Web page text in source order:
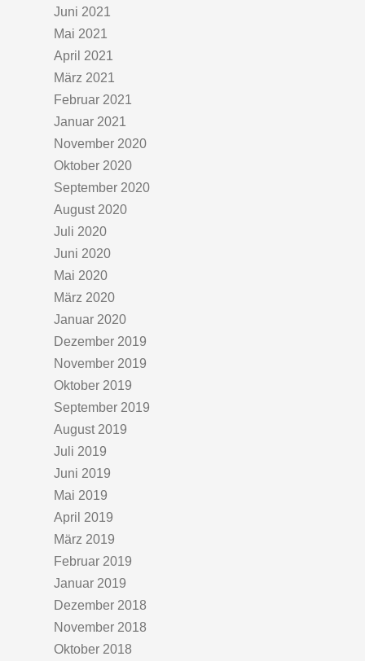
Juni 2021
Mai 2021
April 2021
März 2021
Februar 2021
Januar 2021
November 2020
Oktober 2020
September 2020
August 2020
Juli 2020
Juni 2020
Mai 2020
März 2020
Januar 2020
Dezember 2019
November 2019
Oktober 2019
September 2019
August 2019
Juli 2019
Juni 2019
Mai 2019
April 2019
März 2019
Februar 2019
Januar 2019
Dezember 2018
November 2018
Oktober 2018